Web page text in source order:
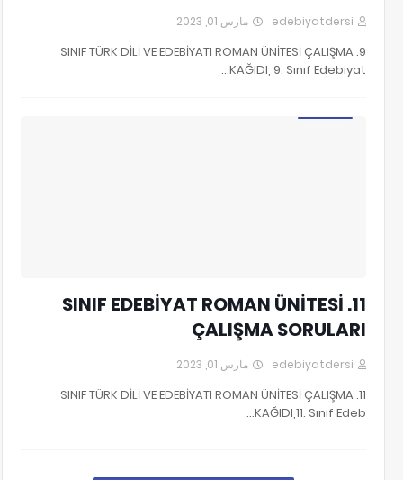
edebiyatdersi مارس 01, 2023
9. SINIF TÜRK DİLİ VE EDEBİYATI ROMAN ÜNİTESİ ÇALIŞMA
KAĞIDI, 9. Sınıf Edebiyat…
11. SINIF EDEBİYAT ROMAN ÜNİTESİ
ÇALIŞMA SORULARI
edebiyatdersi مارس 01, 2023
11. SINIF TÜRK DİLİ VE EDEBİYATI ROMAN ÜNİTESİ ÇALIŞMA
KAĞIDI,11. Sınıf Edeb…